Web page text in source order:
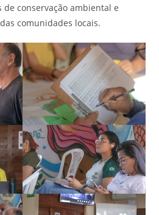
conservação ambiental e
comunidades locais.